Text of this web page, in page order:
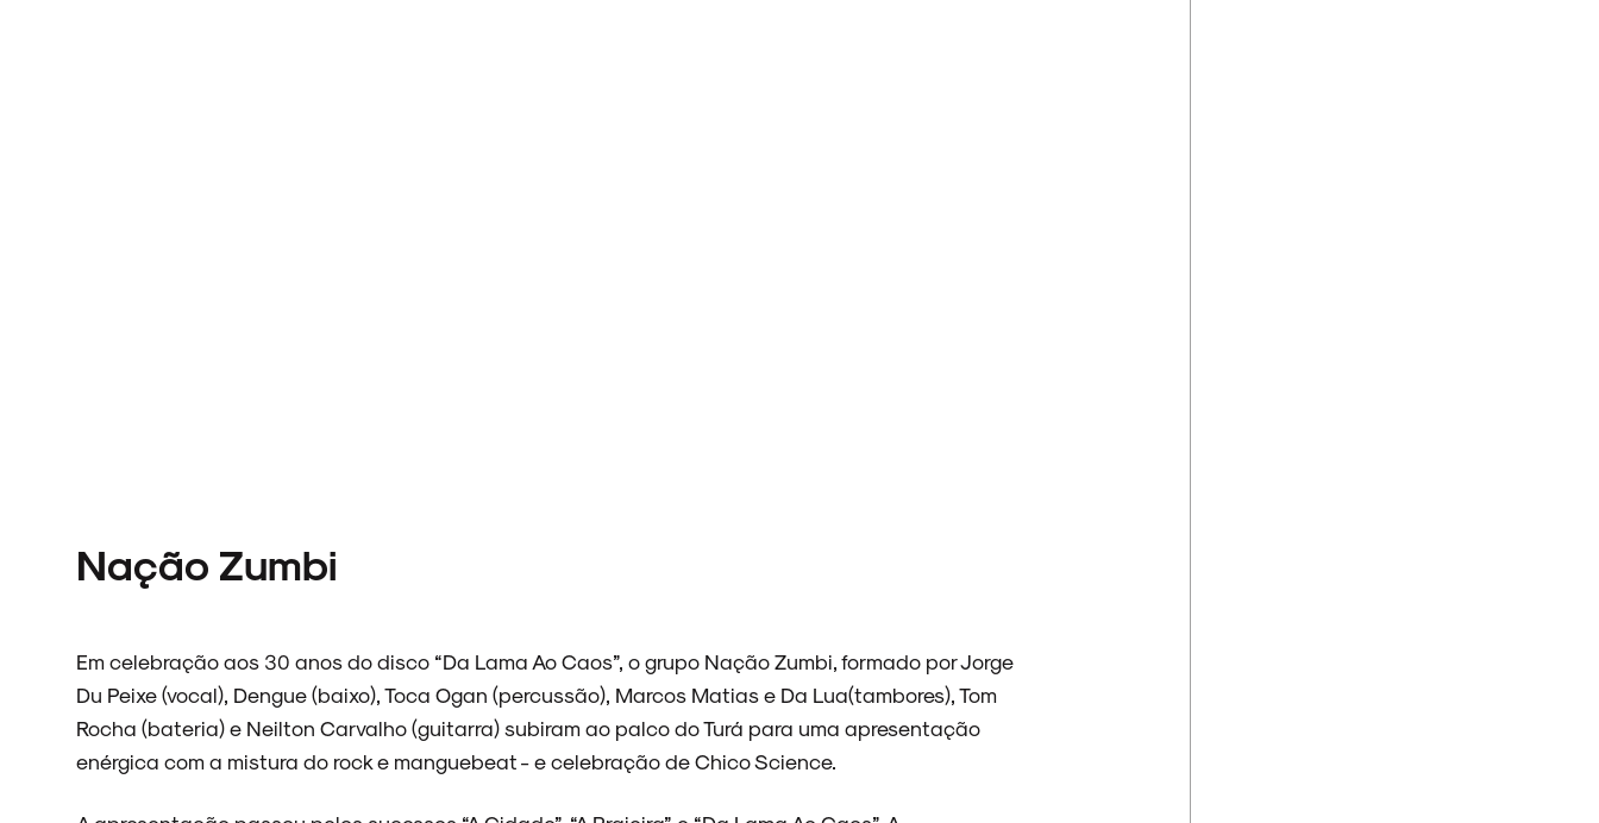
Nação Zumbi
Em celebração aos 30 anos do disco “Da Lama Ao Caos”, o grupo Nação Zumbi, formado por Jorge
Du Peixe (vocal), Dengue (baixo), Toca Ogan (percussão), Marcos Matias e Da Lua(tambores), Tom
Rocha (bateria) e Neilton Carvalho (guitarra) subiram ao palco do Turá para uma apresentação
enérgica com a mistura do rock e manguebeat - e celebração de Chico Science.